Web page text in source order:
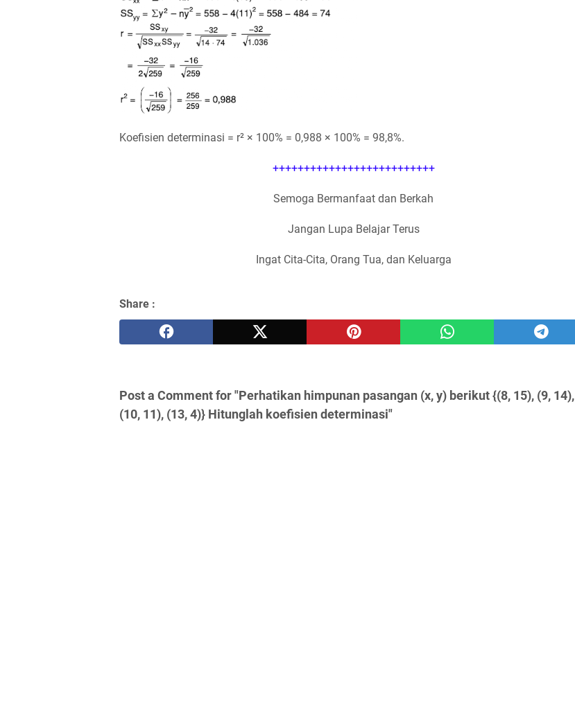
Koefisien determinasi = r² × 100% = 0,988 × 100% = 98,8%.
++++++++++++++++++++++++++
Semoga Bermanfaat dan Berkah
Jangan Lupa Belajar Terus
Ingat Cita-Cita, Orang Tua, dan Keluarga
Share :
Post a Comment for "Perhatikan himpunan pasangan (x, y) berikut {(8, 15), (9, 14),
(10, 11), (13, 4)} Hitunglah koefisien determinasi"